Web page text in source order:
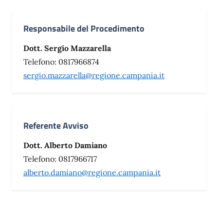
Responsabile del Procedimento
Dott. Sergio Mazzarella
Telefono: 0817966874
sergio.mazzarella@regione.campania.it
Referente Avviso
Dott. Alberto Damiano
Telefono: 0817966717
alberto.damiano@regione.campania.it